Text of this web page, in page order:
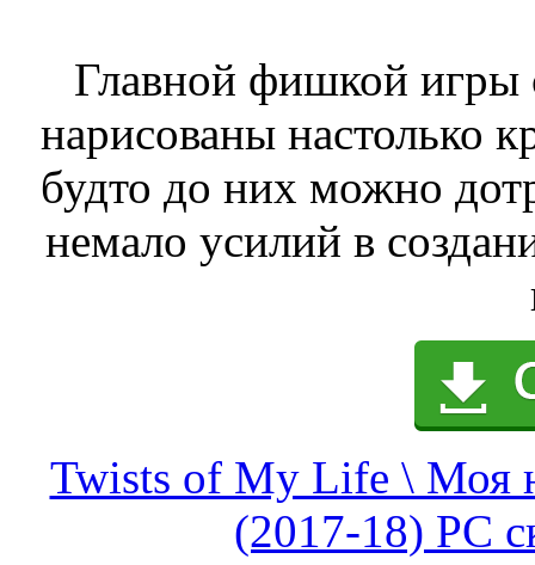
Главной фишкой игры
нарисованы настолько
будто до них можно
немало усилий в
Twists of My Life \ Моя
(2017-18) PC